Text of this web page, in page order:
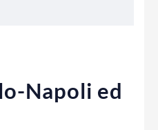
Napoli ed